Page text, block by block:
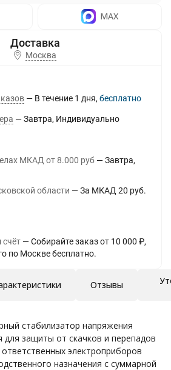
MAX
Москва
В течение 1 дня Бесплатно
Завтра Индивидуально
МКАД от 8.000 руб
Завтра
области
За МКАД 20 руб.
Собирайте заказ от 10 000 ₽,
по Москве бесплатно.
Отзывы
стабилизатор напряжения
для защиты от скачков и перепадов
электроприборов
назначения с суммарной